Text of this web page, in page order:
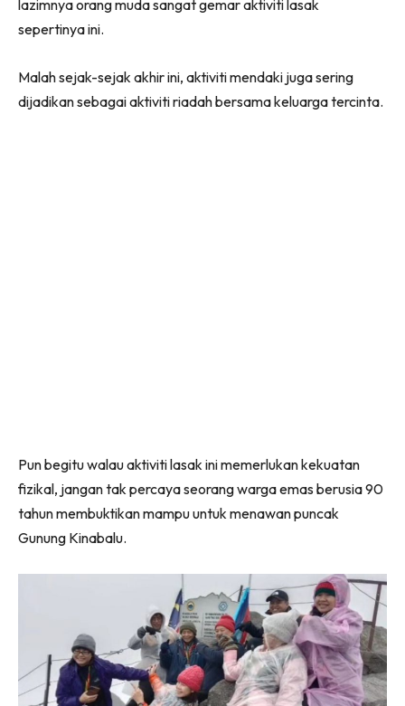
lazimnya orang muda sangat gemar aktiviti lasak
sepertinya ini.
Malah sejak-sejak akhir ini, aktiviti mendaki juga sering
dijadikan sebagai aktiviti riadah bersama keluarga tercinta.
Pun begitu walau aktiviti lasak ini memerlukan kekuatan
fizikal, jangan tak percaya seorang warga emas berusia 90
tahun membuktikan mampu untuk menawan puncak
Gunung Kinabalu.